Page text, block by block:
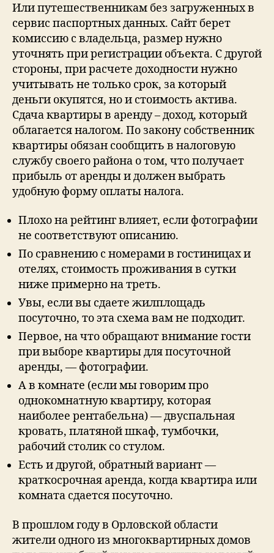
Или путешественникам без загруженных в
сервис паспортных данных. Сайт берет
комиссию с владельца, размер нужно
уточнять при регистрации объекта. С другой
стороны, при расчете доходности нужно
учитывать не только срок, за который
деньги окупятся, но и стоимость актива.
Сдача квартиры в аренду – доход, который
облагается налогом. По закону собственник
квартиры обязан сообщить в налоговую
службу своего района о том, что получает
прибыль от аренды и должен выбрать
удобную форму оплаты налога.
Плохо на рейтинг влияет, если фотографии
не соответствуют описанию.
По сравнению с номерами в гостиницах и
отелях, стоимость проживания в сутки
ниже примерно на треть.
Увы, если вы сдаете жилплощадь
посуточно, то эта схема вам не подходит.
Первое, на что обращают внимание гости
при выборе квартиры для посуточной
аренды, — фотографии.
А в комнате (если мы говорим про
однокомнатную квартиру, которая
наиболее рентабельна) — двуспальная
кровать, платяной шкаф, тумбочки,
рабочий столик со стулом.
Есть и другой, обратный вариант —
краткосрочная аренда, когда квартира или
комната сдается посуточно.
В прошлом году в Орловской области
жители одного из многоквартирных домов